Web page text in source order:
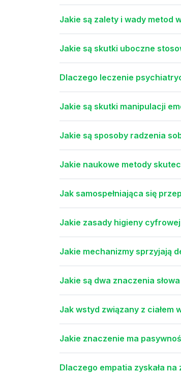
Jakie są zalety i wady metod
Jakie są skutki uboczne
Dlaczego leczenie
Jakie są skutki manipulacji
Jakie są sposoby radzenia
Jakie naukowe metody
Jak samospełniająca się
Jakie zasady higieny
Jakie mechanizmy sprzyjają
Jakie są dwa znaczenia
Jak wstyd związany z ciałem
Jakie znaczenie ma
Dlaczego empatia zyskała